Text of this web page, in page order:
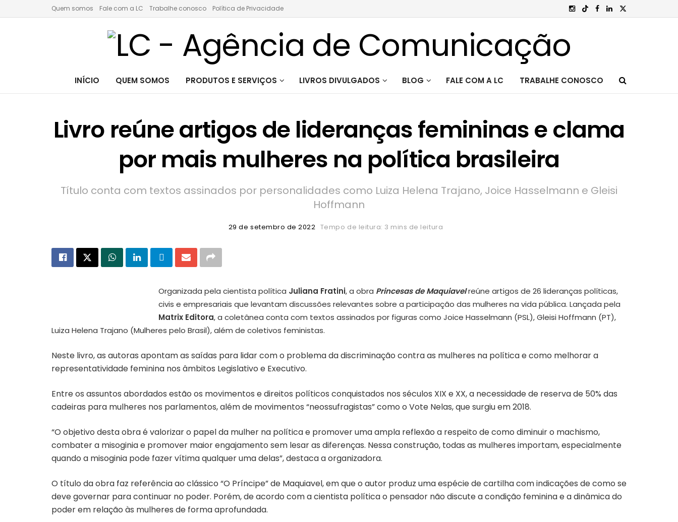
Quem somos Fale com a LC Trabalhe conosco Política de Privacidade
INÍCIO QUEM SOMOS PRODUTOS E SERVIÇOS LIVROS DIVULGADOS BLOG FALE COM A LC TRABALHE CONOSCO
Livro reúne artigos de lideranças femininas e clama
por mais mulheres na política brasileira
Título conta com textos assinados por personalidades como Luiza Helena Trajano, Joice Hasselmann e Gleisi
Hoffmann
29 de setembro de 2022 Tempo de leitura: 3 mins de leitura
Organizada pela cientista política Juliana Fratini, a obra Princesas de Maquiavelreúne artigos de 26 lideranças políticas,
civis e empresariais que levantam discussões relevantes sobre a participação das mulheres na vida pública. Lançada pela
Matrix Editora, a coletânea conta com textos assinados por figuras como Joice Hasselmann (PSL), Gleisi Hoffmann (PT),
Luiza Helena Trajano (Mulheres pelo Brasil), além de coletivos feministas.
Neste livro, as autoras apontam as saídas para lidar com o problema da discriminação contra as mulheres na política e como melhorar a
representatividade feminina nos âmbitos Legislativo e Executivo.
Entre os assuntos abordados estão os movimentos e direitos políticos conquistados nos séculos XIX e XX, a necessidade de reserva de 50% das
cadeiras para mulheres nos parlamentos, além de movimentos “neossufragistas” como o Vote Nelas, que surgiu em 2018.
“O objetivo desta obra é valorizar o papel da mulher na política e promover uma ampla reflexão a respeito de como diminuir o machismo,
combater a misoginia e promover maior engajamento sem lesar as diferenças. Nessa construção, todas as mulheres importam, especialmente
quando a misoginia pode fazer vítima qualquer uma delas”, destaca a organizadora.
O título da obra faz referência ao clássico “O Príncipe” de Maquiavel, em que o autor produz uma espécie de cartilha com indicações de como se
deve governar para continuar no poder. Porém, de acordo com a cientista política o pensador não discute a condição feminina e a dinâmica do
poder em relação às mulheres de forma aprofundada.